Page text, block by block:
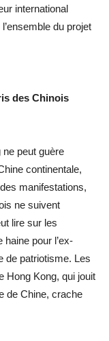
international
du projet
des Chinois
peut guère
continentale,
manifestations,
ne suivent
lire sur les
pour l’ex-
de patriotisme. Les
Hong Kong, qui jouit
de Chine, crache